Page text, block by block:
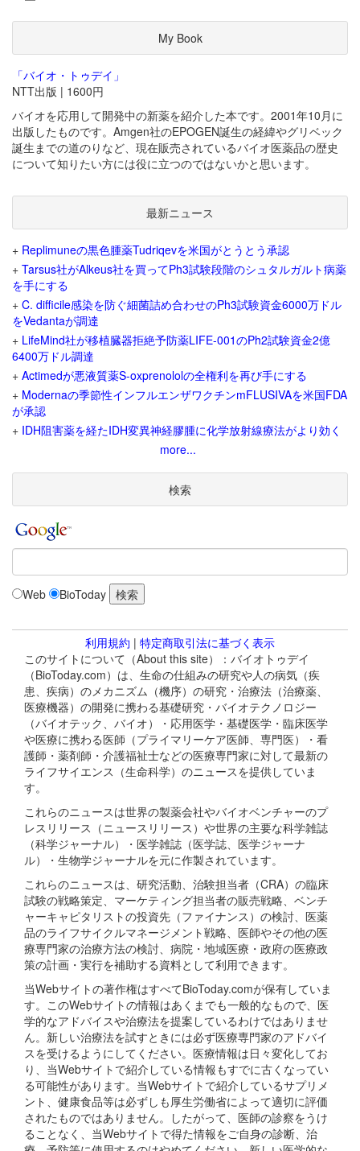
My Book
「バイオ・トゥデイ」
NTT出版 | 1600円
バイオを応用して開発中の新薬を紹介した本です。2001年10月に
出版したものです。Amgen社のEPOGEN誕生の経緯やグリベック
誕生までの道のりなど、現在販売されているバイオ医薬品の歴史
について知りたい方には役に立つのではないかと思います。
最新ニュース
+ Replimuneの黒色腫薬Tudriqevを米国がとうとう承認
+ Tarsus社がAlkeus社を買ってPh3試験段階のシュタルガルト病薬
を手にする
+ C. difficile感染を防ぐ細菌詰め合わせのPh3試験資金6000万ドル
をVedantaが調達
+ LifeMind社が移植臓器拒絶予防薬LIFE-001のPh2試験資金2億
6400万ドル調達
+ Actimedが悪液質薬S-oxprenololの全権利を再び手にする
+ Modernaの季節性インフルエンザワクチンmFLUSIVAを米国FDA
が承認
+ IDH阻害薬を経たIDH変異神経膠腫に化学放射線療法がより効く
more...
検索
Web BioToday
利用規約 | 特定商取引法に基づく表示
このサイトについて（About this site）：バイオトゥデイ
（BioToday.com）は、生命の仕組みの研究や人の病気（疾
患、疾病）のメカニズム（機序）の研究・治療法（治療薬、
医療機器）の開発に携わる基礎研究・バイオテクノロジー
（バイオテック、バイオ）・応用医学・基礎医学・臨床医学
や医療に携わる医師（プライマリーケア医師、専門医）・看
護師・薬剤師・介護福祉士などの医療専門家に対して最新の
ライフサイエンス（生命科学）のニュースを提供していま
す。
これらのニュースは世界の製薬会社やバイオベンチャーのプ
レスリリース（ニュースリリース）や世界の主要な科学雑誌
（科学ジャーナル）・医学雑誌（医学誌、医学ジャーナ
ル）・生物学ジャーナルを元に作製されています。
これらのニュースは、研究活動、治験担当者（CRA）の臨床
試験の戦略策定、マーケティング担当者の販売戦略、ベンチ
ャーキャピタリストの投資先（ファイナンス）の検討、医薬
品のライフサイクルマネージメント戦略、医師やその他の医
療専門家の治療方法の検討、病院・地域医療・政府の医療政
策の計画・実行を補助する資料として利用できます。
当Webサイトの著作権はすべてBioToday.comが保有していま
す。このWebサイトの情報はあくまでも一般的なもので、医
学的なアドバイスや治療法を提案しているわけではありませ
ん。新しい治療法を試すときには必ず医療専門家のアドバイ
スを受けるようにしてください。医療情報は日々変化してお
り、当Webサイトで紹介している情報もすでに古くなってい
る可能性があります。当Webサイトで紹介しているサプリメ
ント、健康食品等は必ずしも厚生労働省によって適切に評価
されたものではありません。したがって、医師の診察をうけ
ることなく、当Webサイトで得た情報をご自身の診断、治